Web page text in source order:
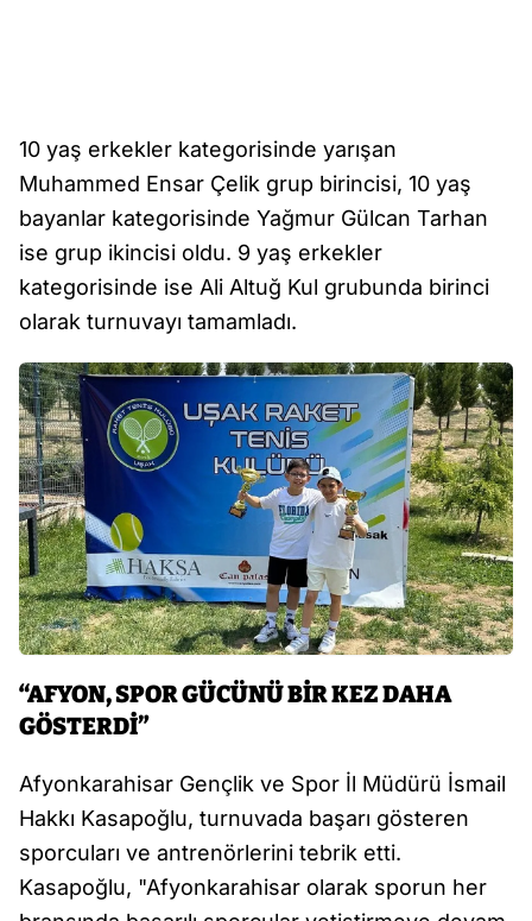
10 yaş erkekler kategorisinde yarışan
Muhammed Ensar Çelik grup birincisi, 10 yaş
bayanlar kategorisinde Yağmur Gülcan Tarhan
ise grup ikincisi oldu. 9 yaş erkekler
kategorisinde ise Ali Altuğ Kul grubunda birinci
olarak turnuvayı tamamladı.
“AFYON, SPOR GÜCÜNÜ BİR KEZ DAHA
GÖSTERDİ”
Afyonkarahisar Gençlik ve Spor İl Müdürü İsmail
Hakkı Kasapoğlu, turnuvada başarı gösteren
sporcuları ve antrenörlerini tebrik etti.
Kasapoğlu, "Afyonkarahisar olarak sporun her